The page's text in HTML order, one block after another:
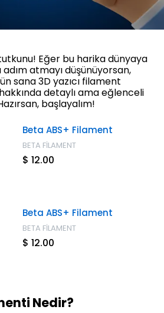
Eğer bu harika dünyaya
atmayı düşünüyorsan,
sana 3D yazıcı filament
detaylı ama eğlenceli
başlayalım!
Beta ABS+ Filament
BETA FİLAMENT
$ 12.00
Beta ABS+ Filament
BETA FİLAMENT
$ 12.00
Nedir?